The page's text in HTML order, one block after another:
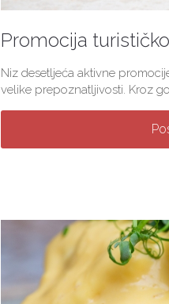
Promocija
Niz desetljeća aktivne
velike prepoznatljivosti. Kroz